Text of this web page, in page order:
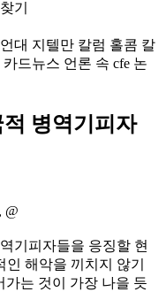
찾기
대 지텔만 칼럼 홀콤 칼
카드뉴스 언론 속 cfe 논
병역기피자
@
기피자들을 응징할 현
해악을 끼치지 않기
는 것이 가장 나을 듯